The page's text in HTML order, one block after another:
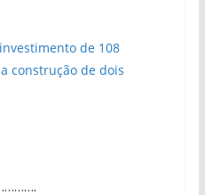
de 108
construção de dois